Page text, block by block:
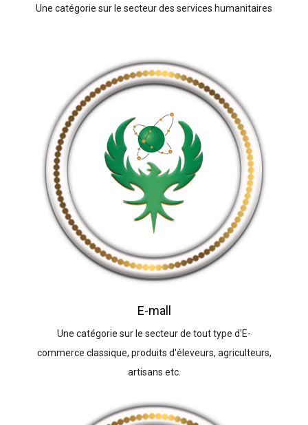
Une catégorie sur le secteur des services humanitaires
E-mall
Une catégorie sur le secteur de tout type d'E-
commerce classique, produits d'éleveurs, agriculteurs,
artisans etc.